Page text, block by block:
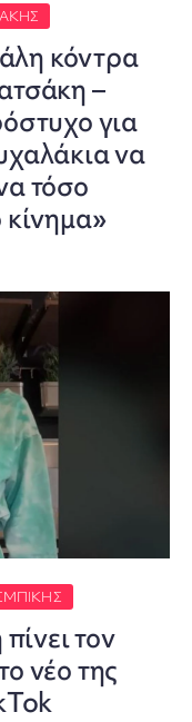
κόντρα
–
για
να
τόσο
κίνημα»
τον
νέο της